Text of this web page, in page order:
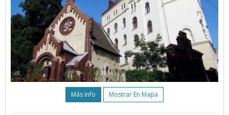
Más Info Mostrar En Mapa